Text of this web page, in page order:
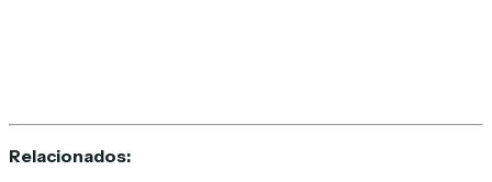
Relacionados: